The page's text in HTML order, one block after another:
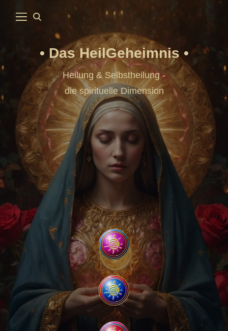
Das HeilGeheimnis
Heilung & Selbstheilung -
die spirituelle Dimension